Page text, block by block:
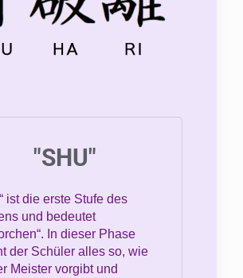
"SHU"
ist die erste Stufe des
und bedeutet
In dieser Phase
der Schüler alles so, wie
Meister vorgibt und